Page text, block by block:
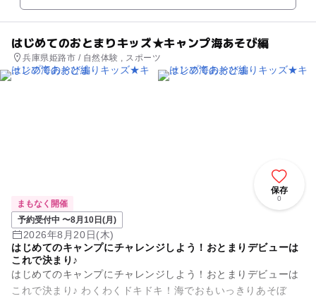
はじめてのおとまりキッズ★キャンプ海あそび編
兵庫県姫路市 / 自然体験 , スポーツ
保存
0
まもなく開催
予約受付中 〜8月10日(月)
2026年8月20日(木)
はじめてのキャンプにチャレンジしよう！おとまりデビューは
これで決まり♪
はじめてのキャンプにチャレンジしよう！おとまりデビューは
これで決まり♪ わくわくドキドキ！海でおもいっきりあそぼ